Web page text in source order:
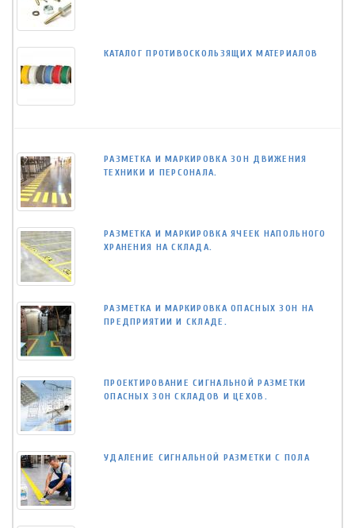
КАТАЛОГ ПРОТИВОСКОЛЬЗЯЩИХ МАТЕРИАЛОВ
РАЗМЕТКА И МАРКИРОВКА ЗОН ДВИЖЕНИЯ
ТЕХНИКИ И ПЕРСОНАЛА.
РАЗМЕТКА И МАРКИРОВКА ЯЧЕЕК НАПОЛЬНОГО
ХРАНЕНИЯ НА СКЛАДА.
РАЗМЕТКА И МАРКИРОВКА ОПАСНЫХ ЗОН НА
ПРЕДПРИЯТИИ И СКЛАДЕ.
ПРОЕКТИРОВАНИЕ СИГНАЛЬНОЙ РАЗМЕТКИ
ОПАСНЫХ ЗОН СКЛАДОВ И ЦЕХОВ.
УДАЛЕНИЕ СИГНАЛЬНОЙ РАЗМЕТКИ С ПОЛА